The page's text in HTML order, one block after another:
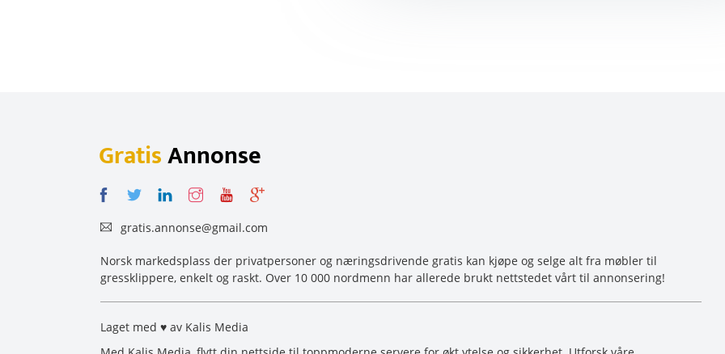
GratisAnnonse
gratis.annonse@gmail.com
Norsk markedsplass der privatpersoner og næringsdrivende gratis kan kjøpe og selge alt fra møbler til
gressklippere, enkelt og raskt. Over 10 000 nordmenn har allerede brukt nettstedet vårt til annonsering!
Laget med ♥ av Kalis Media